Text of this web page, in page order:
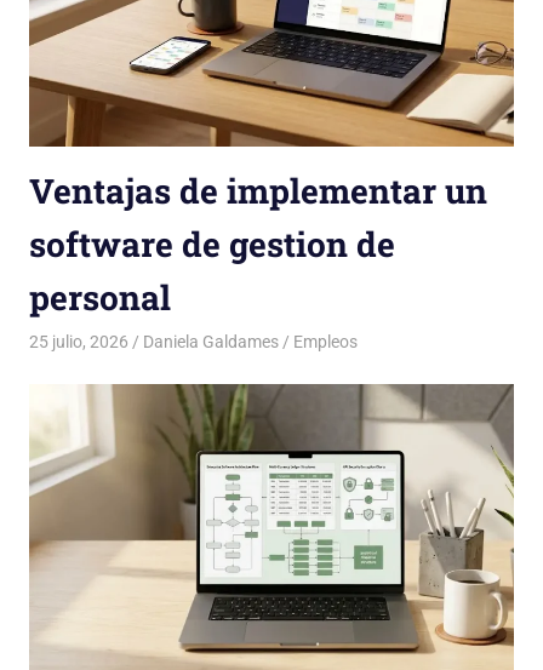
Ventajas de implementar un
software de gestion de
personal
25 julio, 2026 Daniela Galdames Empleos